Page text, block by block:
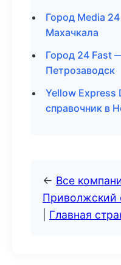
Город Media
Махачкала
Город 24 Fast
Петрозаводск
Yellow
справочник в
← Все
Приволжский
Главная